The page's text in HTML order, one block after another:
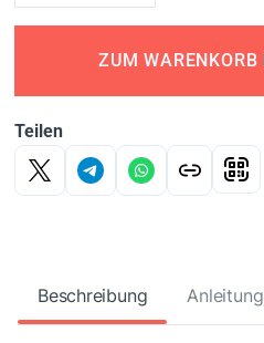
ZUM WARENKORB
Teilen
Beschreibung Anleitung